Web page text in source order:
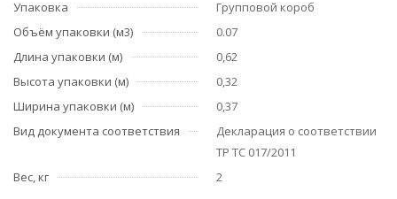
Упаковка
Групповой короб
Объём упаковки (м3)
0.07
Длина упаковки (м)
0,62
Высота упаковки (м)
0,32
Ширина упаковки (м)
0,37
Вид документа соответствия
Декларация о соответствии
ТР ТС 017/2011
Вес, кг
2